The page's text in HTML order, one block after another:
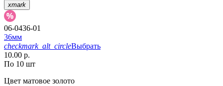
xmark
06-0436-01
36мм
checkmark_alt_circleВыбрать
10.00 р.
По 10 шт
Цвет матовое золото